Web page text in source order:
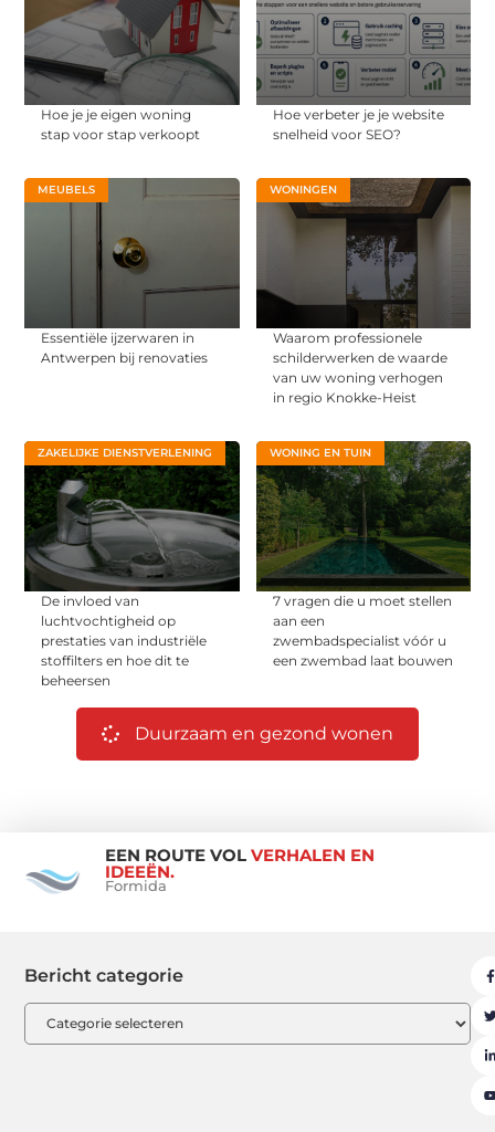
Hoe je je eigen woning
stap voor stap verkoopt
Hoe verbeter je je website
snelheid voor SEO?
MEUBELS
Essentiële ijzerwaren in
Antwerpen bij renovaties
WONINGEN
Waarom professionele
schilderwerken de waarde
van uw woning verhogen
in regio Knokke-Heist
ZAKELIJKE DIENSTVERLENING
De invloed van
luchtvochtigheid op
prestaties van industriële
stoffilters en hoe dit te
beheersen
WONING EN TUIN
7 vragen die u moet stellen
aan een
zwembadspecialist vóór u
een zwembad laat bouwen
Duurzaam en gezond wonen
EEN ROUTE VOL VERHALEN EN
IDEEËN.
Formida
Bericht categorie